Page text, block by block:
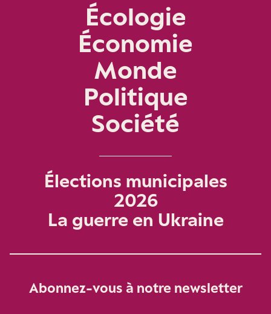
Écologie
Économie
Monde
Politique
Société
Élections municipales
2026
La guerre en Ukraine
Abonnez-vous à notre newsletter